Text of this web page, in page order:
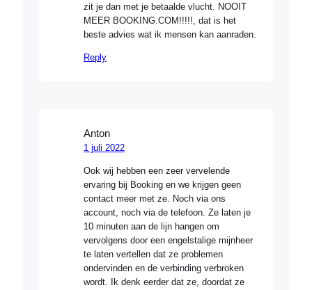
zit je dan met je betaalde vlucht. NOOIT
MEER BOOKING.COM!!!!!, dat is het
beste advies wat ik mensen kan aanraden.
Reply
Anton
1 juli 2022
Ook wij hebben een zeer vervelende
ervaring bij Booking en we krijgen geen
contact meer met ze. Noch via ons
account, noch via de telefoon. Ze laten je
10 minuten aan de lijn hangen om
vervolgens door een engelstalige mijnheer
te laten vertellen dat ze problemen
ondervinden en de verbinding verbroken
wordt. Ik denk eerder dat ze, doordat ze